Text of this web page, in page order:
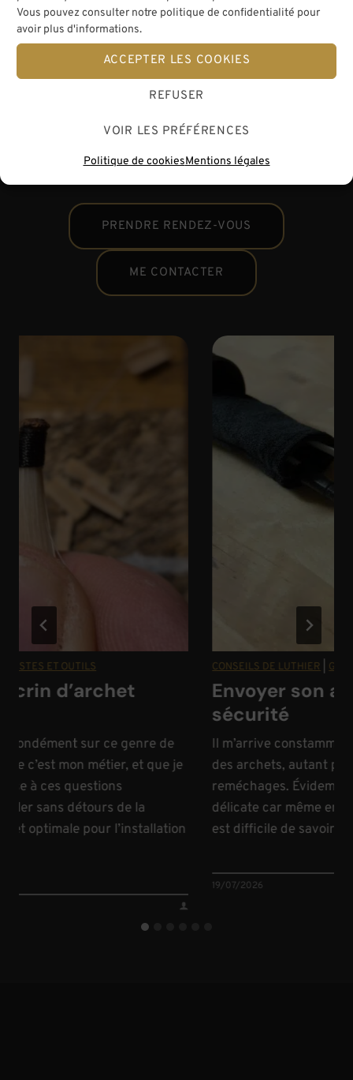
Vous pouvez consulter notre politique de confidentialité pour
avoir plus d'informations.
ACCEPTER LES COOKIES
REFUSER
VOIR LES PRÉFÉRENCES
Politique de cookiesMentions légales
PRENDRE RENDEZ-VOUS
ME CONTACTER
ET OUTILS
d’archet
sur ce genre de
c’est mon métier, et que je
à ces questions
sans détours de la
optimale pour l’installation
CONSEILS DE LUTHIER|
Envoyer son
sécurité
Il m’arrive constamment
des archets, autant pour
reméchages.
délicate car même en
est difficile de savoir ce
19/07/2026